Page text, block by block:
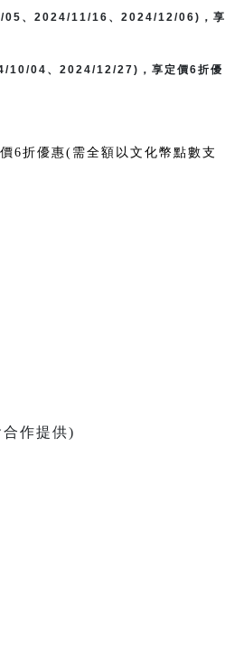
05、2024/11/16、2024/12/06)，享
10/04、2024/12/27)，享定價6折優
6折優惠(需全額以文化幣點數支
作提供)